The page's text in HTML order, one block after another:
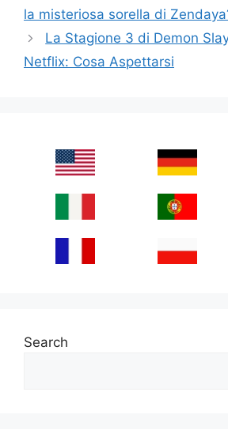
la misteriosa sorella di
La Stagione 3 di Demon
Netflix: Cosa Aspettarsi
Search